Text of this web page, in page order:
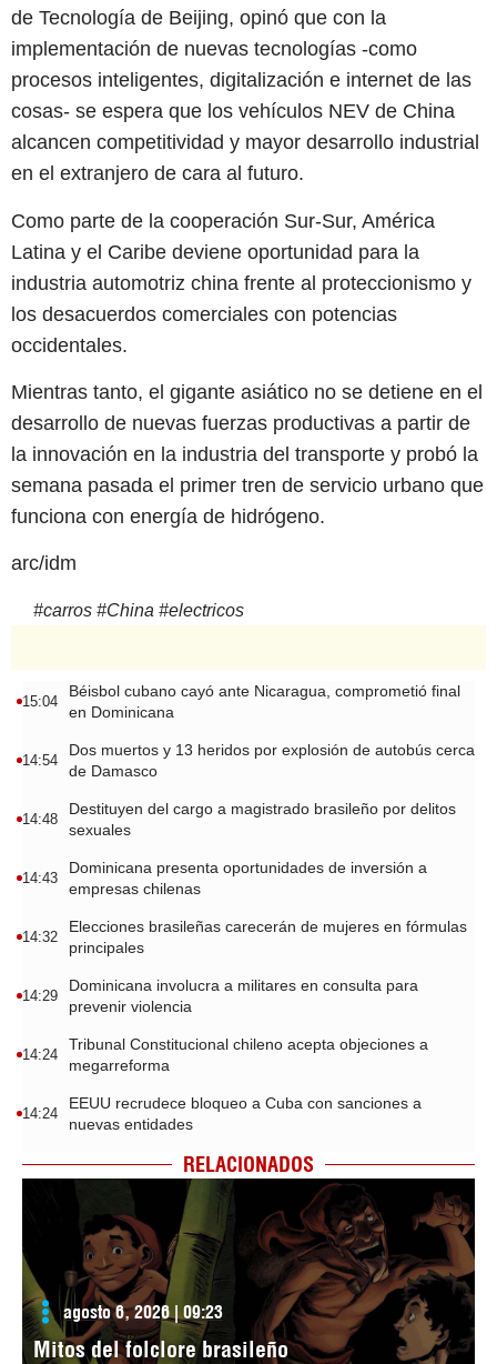
de Tecnología de Beijing, opinó que con la
implementación de nuevas tecnologías -como
procesos inteligentes, digitalización e internet de las
cosas- se espera que los vehículos NEV de China
alcancen competitividad y mayor desarrollo industrial
en el extranjero de cara al futuro.
Como parte de la cooperación Sur-Sur, América
Latina y el Caribe deviene oportunidad para la
industria automotriz china frente al proteccionismo y
los desacuerdos comerciales con potencias
occidentales.
Mientras tanto, el gigante asiático no se detiene en el
desarrollo de nuevas fuerzas productivas a partir de
la innovación en la industria del transporte y probó la
semana pasada el primer tren de servicio urbano que
funciona con energía de hidrógeno.
arc/idm
#carros #China #electricos
15:04
Béisbol cubano cayó ante Nicaragua, comprometió final
en Dominicana
14:54
Dos muertos y 13 heridos por explosión de autobús cerca
de Damasco
14:48
Destituyen del cargo a magistrado brasileño por delitos
sexuales
14:43
Dominicana presenta oportunidades de inversión a
empresas chilenas
14:32
Elecciones brasileñas carecerán de mujeres en fórmulas
principales
14:29
Dominicana involucra a militares en consulta para
prevenir violencia
14:24
Tribunal Constitucional chileno acepta objeciones a
megarreforma
14:24
EEUU recrudece bloqueo a Cuba con sanciones a
nuevas entidades
RELACIONADOS
agosto 6, 2026 | 09:23
Mitos del folclore brasileño